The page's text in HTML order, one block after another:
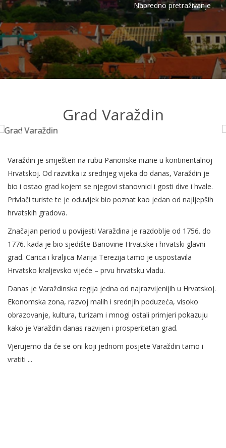
Napredno pretraživanje
Grad Varaždin
Varaždin je smješten na rubu Panonske nizine u kontinentalnoj
Hrvatskoj. Od razvitka iz srednjeg vijeka do danas, Varaždin je
bio i ostao grad kojem se njegovi stanovnici i gosti dive i hvale.
Privlači turiste te je oduvijek bio poznat kao jedan od najljepših
hrvatskih gradova.
Značajan period u povijesti Varaždina je razdoblje od 1756. do
1776. kada je bio sjedište Banovine Hrvatske i hrvatski glavni
grad. Carica i kraljica Marija Terezija tamo je uspostavila
Hrvatsko kraljevsko vijeće – prvu hrvatsku vladu.
Danas je Varaždinska regija jedna od najrazvijenijih u Hrvatskoj.
Ekonomska zona, razvoj malih i srednjih poduzeća, visoko
obrazovanje, kultura, turizam i mnogi ostali primjeri pokazuju
kako je Varaždin danas razvijen i prosperitetan grad.
Vjerujemo da će se oni koji jednom posjete Varaždin tamo i
vratiti ...